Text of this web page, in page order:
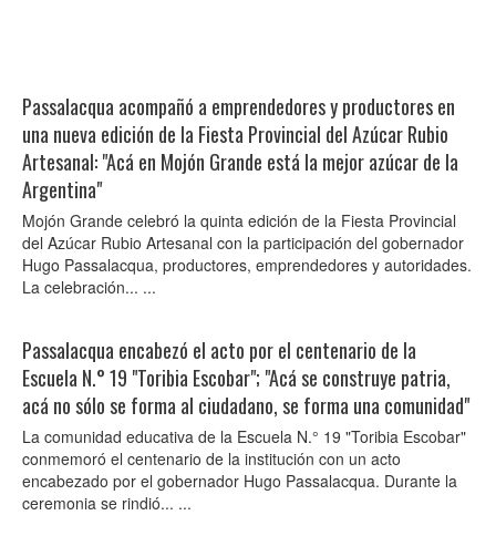
Passalacqua acompañó a emprendedores y productores en
una nueva edición de la Fiesta Provincial del Azúcar Rubio
Artesanal: "Acá en Mojón Grande está la mejor azúcar de la
Argentina"
Mojón Grande celebró la quinta edición de la Fiesta Provincial
del Azúcar Rubio Artesanal con la participación del gobernador
Hugo Passalacqua, productores, emprendedores y autoridades.
La celebración... ...
Passalacqua encabezó el acto por el centenario de la
Escuela N.° 19 "Toribia Escobar"; "Acá se construye patria,
acá no sólo se forma al ciudadano, se forma una comunidad"
La comunidad educativa de la Escuela N.° 19 "Toribia Escobar"
conmemoró el centenario de la institución con un acto
encabezado por el gobernador Hugo Passalacqua. Durante la
ceremonia se rindió... ...